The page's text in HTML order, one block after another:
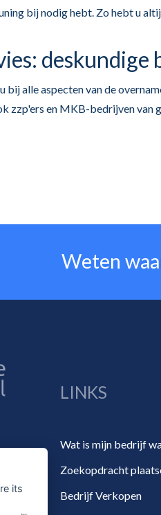
bij nodig hebt. Zo hebt u
bij alle aspecten van de
zzp'ers en MKB-bedrijven van
Weten
LINKS
Wat is mijn bedrijf
Zoekopdracht
Bedrijf Verkopen
its